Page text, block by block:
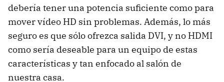
debería tener una potencia suficiente como para
mover vídeo HD sin problemas. Además, lo más
seguro es que sólo ofrezca salida DVI, y no HDMI
como sería deseable para un equipo de estas
características y tan enfocado al salón de
nuestra casa.